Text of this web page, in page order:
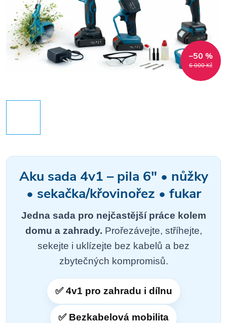
6 000 Kč
–50 %
Aku sada 4v1 – pila 6" • nůžky
• sekačka/křovinořez • fukar
Jedna sada pro nejčastější práce kolem
domu a zahrady. Prořezávejte, stříhejte,
sekejte i uklízejte bez kabelů a bez
zbytečných kompromisů.
✅ 4v1 pro zahradu i dílnu
✅ Bezkabelová mobilita